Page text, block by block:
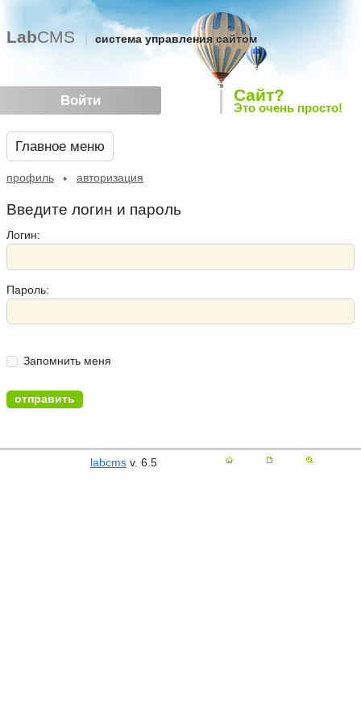
Войти
LabCMS система управления сайтом
Сайт?
Это очень просто!
Главное меню
профиль авторизация
Введите логин и пароль
Логин:
Пароль:
Запомнить меня
labcms v. 6.5